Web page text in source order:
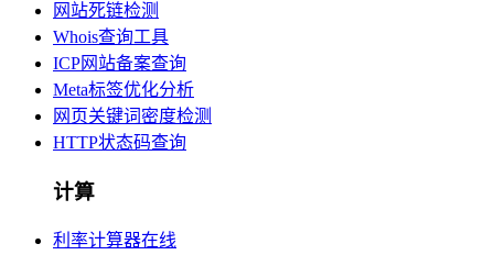
网站死链检测
Whois查询工具
ICP网站备案查询
Meta标签优化分析
网页关键词密度检测
HTTP状态码查询
计算
利率计算器在线